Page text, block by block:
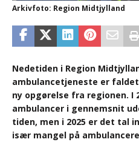
Arkivfoto: Region Midtjylland
Nedetiden i Region
ambulancetjeneste er
ny opgørelse fra regionen. I
ambulancer i gennemsnit
tiden, men i 2025 er det tal
især mangel på